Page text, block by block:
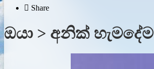
 Share
ඔයා > අනික් හැමදේම